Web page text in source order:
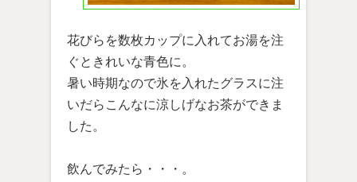
花びらを数枚カップに入れてお湯を注
ぐときれいな青色に。
暑い時期なので氷を入れたグラスに注
いだらこんなに涼しげなお茶ができま
した。
飲んでみたら・・・。